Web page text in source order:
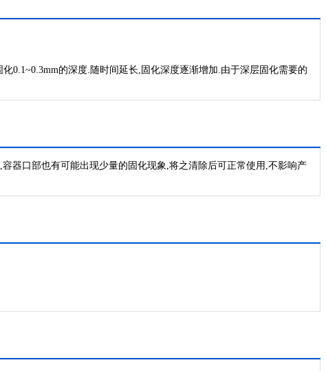
0.1~0.3mm的深度.随时间延长,固化深度逐渐增加.由于深层固化需要的
器口部也有可能出现少量的固化现象,将之清除后可正常使用,不影响产